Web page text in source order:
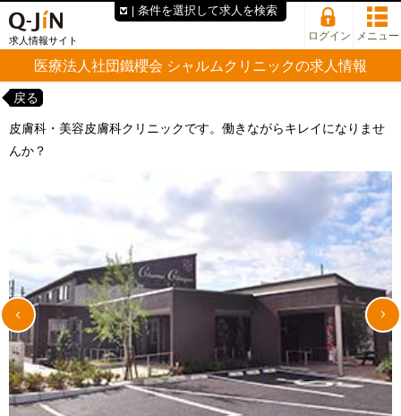
求人情報サイト ログイン メニュー
医療法人社団鐵櫻会 シャルムクリニックの求人情報
戻る
皮膚科・美容皮膚科クリニックです。働きながらキレイになりませ
んか？
条件を選択して求人を検索